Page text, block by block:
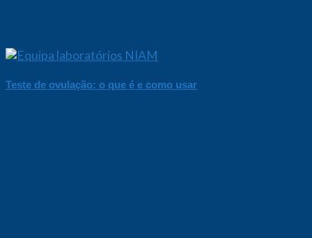
Teste de ovulação: o que é e como usar